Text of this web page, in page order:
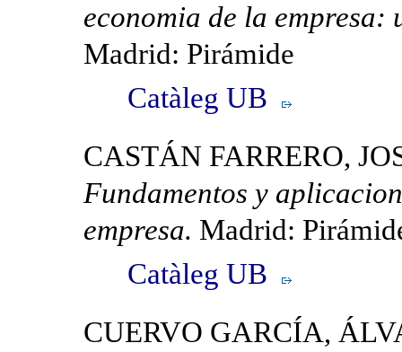
economia de la empresa:
Madrid: Pirámide
Catàleg UB
CASTÁN FARRERO,
Fundamentos y
empresa. Madrid:
Catàleg UB
CUERVO GARCÍA,